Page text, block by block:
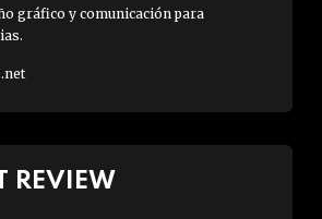
gráfico y comunicación para
REVIEW